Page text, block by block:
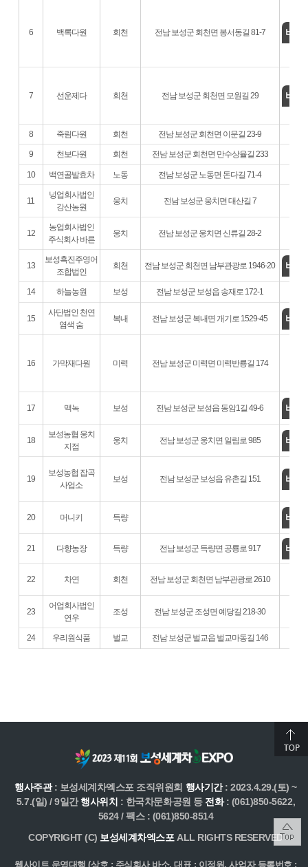
6 백록다원 회천 전남 보성군 회천면 봉서동길 81-7 바로
7 선운제다 회천 전남 보성군 회천면 모원길 29 바로
8 죽림다원 회천 전남 보성군 회천면 이문길 23-9
9 천보다원 회천 전남 보성군 회천면 만수상율길 233
10 백연골발효차 노동 전남 보성군 노동면 돈다길 71-4
11
넝업회사법인
강산농원
웅치 전남 보성군 웅치면 대산길 7
12
농업회사법인
주식회사 바른
웅치 전남 보성군 웅치면 신류길 28-2
13
보성흑진주영어
조합법인
회천 전남 보성군 회천면 남부관광로 1946-20 바로
14 하늘농원 보성 전남 보성군 보성읍 송재로 172-1
15
사단법인 천연
염색 숨
복내 전남 보성군 복내면 개기로 1529-45 바로
16 가막재다원 미력 전남 보성군 미력면 미력반룡길 174
17 맥녹 보성 전남 보성군 보성읍 동암1길 49-6 바로
18
보성농협 웅치
지점
웅치 전남 보성군 웅치면 일림로 985 바로
19
보성농협 잡곡
사업소
보성 전남 보성군 보성읍 유촌길 151 바로
20 머니키 득량 바로
21 다향농장 득량 전남 보성군 득량면 공룡로 917 바로
22 차연 회천 전남 보성군 회천면 남부관광로 2610
23
어업회사법인
연우
조성 전남 보성군 조성면 예당길 218-30
24 우리원식품 벌교 전남 보성군 벌교읍 벌교마동길 146
행사주관: 보성세계차엑스포 조직위원회 행사기간: 2023.4.29.(토) ~
5.7.(일) / 9일간 행사위치 : 한국차문화공원 등 전화: (061)850-5622,
5624 / 팩스 : (061)850-8514
COPYRIGHT (C) 보성세계차엑스포 ALL RIGHTS RESERVED
웹사이트 운영대행 (상호 : 주식회사 바소, 대표 : 이정원, 사업자 등록번호 :